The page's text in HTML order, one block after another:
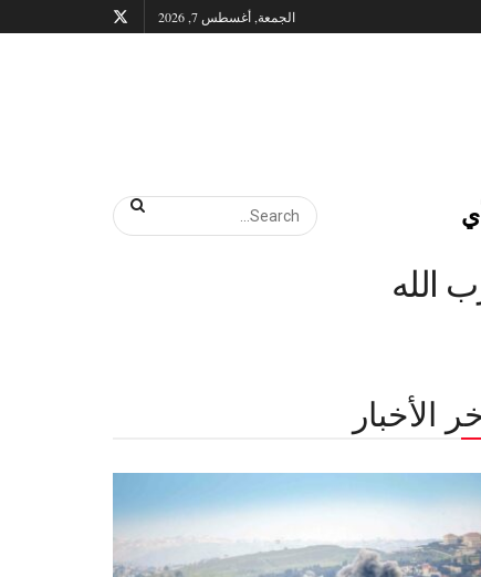
الجمعة, أغسطس 7, 2026
الله
الأخبار